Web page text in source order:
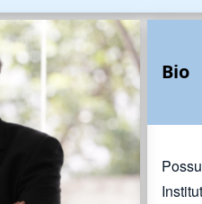
Bio